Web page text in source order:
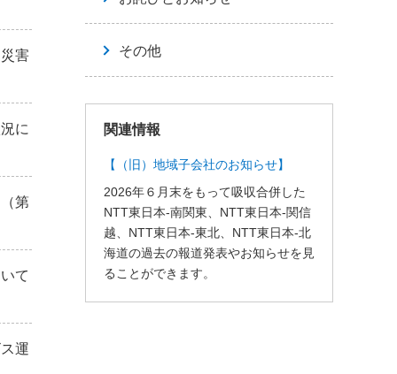
害
に
第
て
運
その他
関連情報
【（旧）地域子会社のお知らせ】
2026年６月末をもって吸収合併した
NTT東日本-南関東、NTT東日本-関信
越、NTT東日本-東北、NTT東日本-北
海道の過去の報道発表やお知らせを見
ることができます。